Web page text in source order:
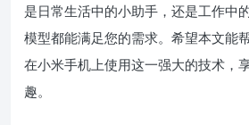
是日常生活中的小助手，还是工作中
模型都能满足您的需求。希望本文能
在小米手机上使用这一强大的技术，
趣。